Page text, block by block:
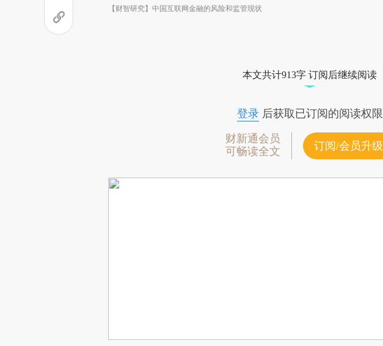
【财智研究】中国互联网金融的风险和监管现状
本文共计913字 订阅后继续阅读
登录后获取已订阅的阅读权限
财新通会员
可畅读全文
订阅/会员升级